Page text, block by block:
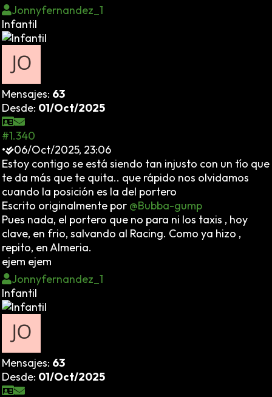
Jonnyfernandez_1
Infantil
Mensajes: 63
Desde: 01/Oct/2025
#1.340
•
06/Oct/2025, 23:06
Estoy contigo se está siendo tan injusto con un tío que
te da más que te quita.. que rápido nos olvidamos
cuando la posición es la del portero
Escrito originalmente por @Bubba-gump
Pues nada, el portero que no para ni los taxis , hoy
clave, en frio, salvando al Racing. Como ya hizo ,
repito, en Almeria.
ejem ejem
Jonnyfernandez_1
Infantil
Mensajes: 63
Desde: 01/Oct/2025